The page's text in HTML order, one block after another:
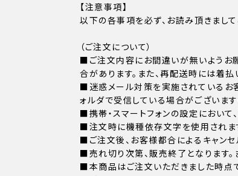
【注意事項】
以下の各事項を必ず、お読み頂きまし
（ご注文について）
■ご注文内容にお間違いが無いようお
合があります。また、再配送時には着
■迷惑メール対策を実施されている
ォルダで受信している場合がございます
■携帯・スマートフォンの設定におい
■注文時に機種依存文字を使用されま
■ご注文後、お客様都合によるキャンセ
■売れ切り次第、販売終了となります
■本商品はご注文いただきました時点